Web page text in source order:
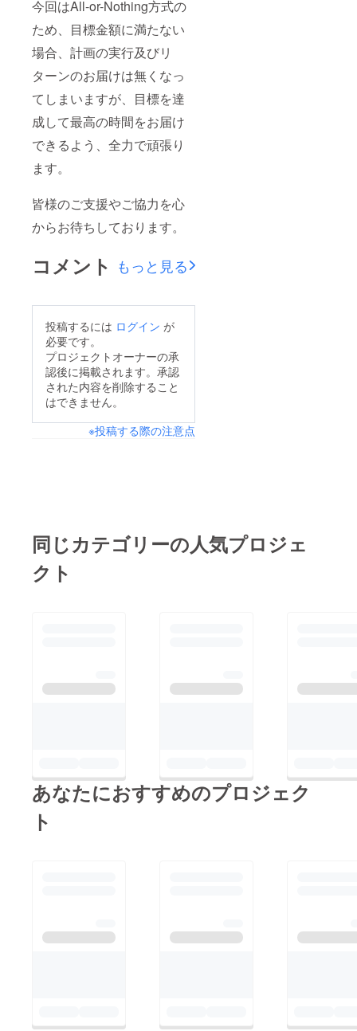
今回はAll-or-Nothing方式の
ため、目標金額に満たない
場合、計画の実行及びリ
ターンのお届けは無くなっ
てしまいますが、目標を達
成して最高の時間をお届け
できるよう、全力で頑張り
ます。
皆様のご支援やご協力を心
からお待ちしております。
コメント もっと見る
投稿するには ログイン が
必要です。
プロジェクトオーナーの承
認後に掲載されます。承認
された内容を削除すること
はできません。
※投稿する際の注意点
同じカテゴリーの人気プロジェ
クト
あなたにおすすめのプロジェク
ト